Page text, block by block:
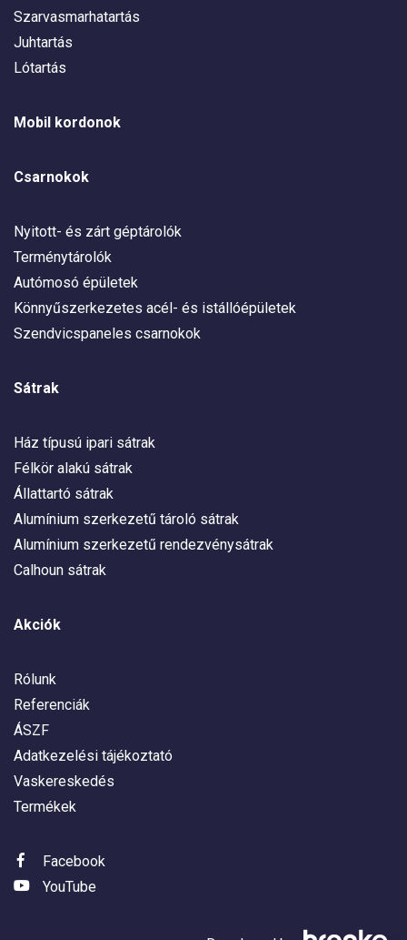
Szarvasmarhatartás
Juhtartás
Lótartás
Mobil kordonok
Csarnokok
Nyitott- és zárt géptárolók
Terménytárolók
Autómosó épületek
Könnyűszerkezetes acél- és istállóépületek
Szendvicspaneles csarnokok
Sátrak
Ház típusú ipari sátrak
Félkör alakú sátrak
Állattartó sátrak
Alumínium szerkezetű tároló sátrak
Alumínium szerkezetű rendezvénysátrak
Calhoun sátrak
Akciók
Rólunk
Referenciák
ÁSZF
Adatkezelési tájékoztató
Vaskereskedés
Termékek
Facebook
YouTube